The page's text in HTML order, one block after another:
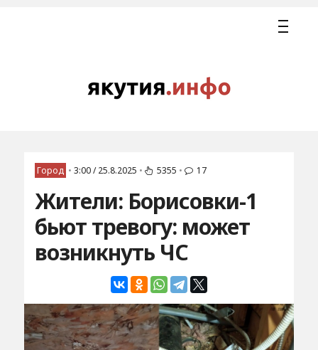
Город • 3:00 / 25.8.2025 • 5355 • 17
Жители: Борисовки-1
бьют тревогу: может
возникнуть ЧС